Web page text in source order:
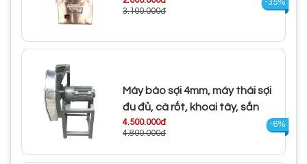
3.100.000đ
-35%
Máy bào sợi 4mm, máy thái sợi
đu đủ, cà rốt, khoai tây, sắn
4.500.000đ
4.800.000đ
-6%